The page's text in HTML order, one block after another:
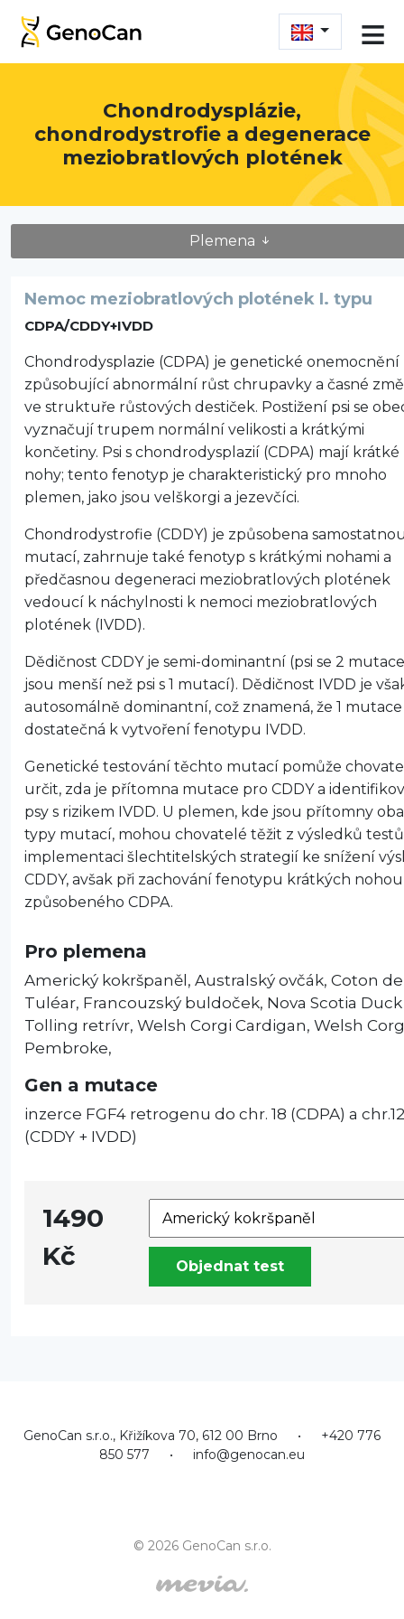
≡
Chondrodysplázie,
chondrodystrofie a degenerace
meziobratlových plotének
Plemena
Nemoc meziobratlových plotének I. typu
CDPA/CDDY+IVDD
Chondrodysplazie (CDPA) je genetické onemocnění
způsobující abnormální růst chrupavky a časné
ve struktuře růstových destiček. Postižení psi se
vyznačují trupem normální velikosti a krátkými
končetiny. Psi s chondrodysplazií (CDPA) mají krátké
nohy; tento fenotyp je charakteristický pro mnoho
plemen, jako jsou velškorgi a jezevčíci.
Chondrodystrofie (CDDY) je způsobena
mutací, zahrnuje také fenotyp s krátkými nohami a
předčasnou degeneraci meziobratlových plotének
vedoucí k náchylnosti k nemoci meziobratlových
plotének (IVDD).
Dědičnost CDDY je semi-dominantní (psi se 2
jsou menší než psi s 1 mutací). Dědičnost IVDD je
autosomálně dominantní, což znamená, že 1
dostatečná k vytvoření fenotypu IVDD.
Genetické testování těchto mutací pomůže
určit, zda je přítomna mutace pro CDDY a
psy s rizikem IVDD. U plemen, kde jsou přítomny oba
typy mutací, mohou chovatelé těžit z výsledků
implementaci šlechtitelských strategií ke snížení
CDDY, avšak při zachování fenotypu krátkých nohou
způsobeného CDPA.
Pro plemena
Americký kokršpaněl, Australský ovčák, Coton de
Tuléar, Francouzský buldoček, Nova Scotia Duck
Tolling retrívr, Welsh Corgi Cardigan, Welsh
Pembroke,
Gen a mutace
inzerce FGF4 retrogenu do chr. 18 (CDPA) a chr.12
(CDDY + IVDD)
1490
Kč
Objednat test
GenoCan s.r.o., Křižíkova 70, 612 00 Brno •
+420 776
850 577
• info@genocan.eu
© 2026 GenoCan s.r.o.